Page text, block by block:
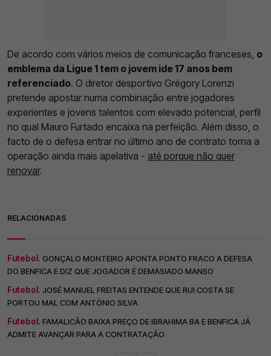
De acordo com vários meios de comunicação franceses, o
emblema da Ligue 1 tem o jovem ide 17 anos bem
referenciado. O diretor desportivo Grégory Lorenzi
pretende apostar numa combinação entre jogadores
experientes e jovens talentos com elevado potencial, perfil
no qual Mauro Furtado encaixa na perfeição. Além disso, o
facto de o defesa entrar no último ano de contrato torna a
operação ainda mais apelativa - até porque não quer
renovar.
RELACIONADAS
Futebol. GONÇALO MONTEIRO APONTA PONTO FRACO A DEFESA
DO BENFICA E DIZ QUE JOGADOR É DEMASIADO MANSO
Futebol. JOSÉ MANUEL FREITAS ENTENDE QUE RUI COSTA SE
PORTOU MAL COM ANTÓNIO SILVA
Futebol. FAMALICÃO BAIXA PREÇO DE IBRAHIMA BA E BENFICA JÁ
ADMITE AVANÇAR PARA A CONTRATAÇÃO